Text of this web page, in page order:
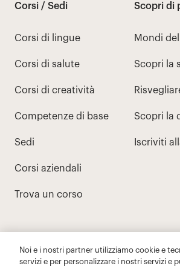
Noi e i nostri partner utilizziamo cookie e
servizi e per personalizzare i nostri servizi e